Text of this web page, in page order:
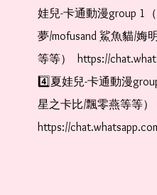
娃兒-卡通動漫group 1
夢/mofusand 鯊魚貓/娒
等等）  https://
4️⃣夏娃兒-卡通動漫
星之卡比/飄零燕等等）
https://